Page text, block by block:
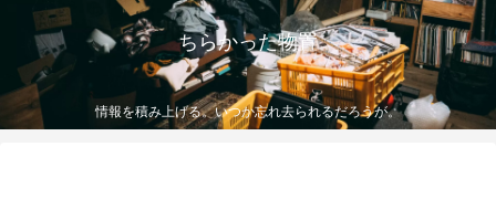
ちらかった物置
情報を積み上げる。いつか忘れ去られるだろうが。